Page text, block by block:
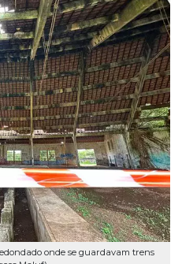
onde se guardavam trens